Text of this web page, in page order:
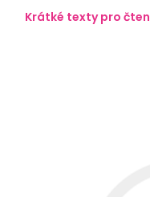
Krátké texty pro